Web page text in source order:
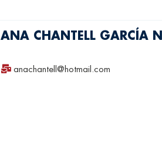
ANA CHANTELL GARCÍA
anachantell@hotmail.com